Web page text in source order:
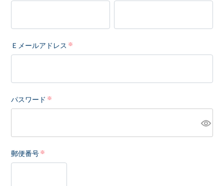
Ｅメールアドレス
パスワード
郵便番号